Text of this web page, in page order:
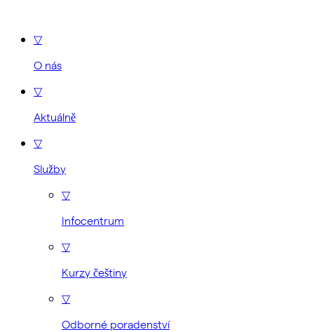
▽
O nás
▽
Aktuálně
▽
Služby
▽
Infocentrum
▽
Kurzy češtiny
▽
Odborné poradenství